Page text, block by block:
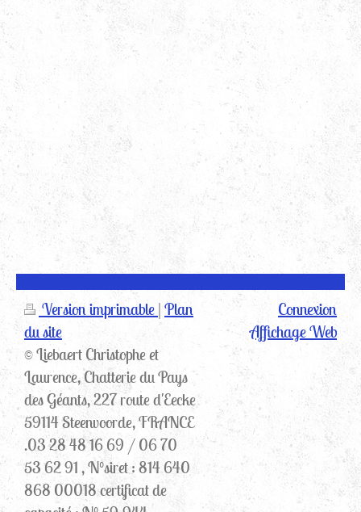
Version imprimable | Plan
du site
© Liebaert Christophe et
Laurence, Chatterie du Pays
des Géants, 227 route d'Eecke
59114 Steenvoorde, FRANCE
.03 28 48 16 69 / 06 70
53 62 91 , N°siret : 814 640
868 00018 certificat de
Connexion
Affichage Web